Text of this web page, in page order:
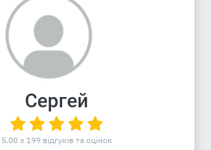
Сергей
5.00 з 199 відгуків та оцінок